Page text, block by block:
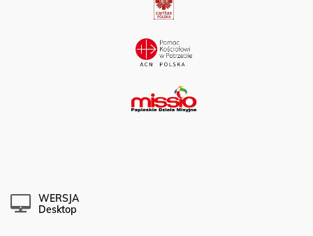
WERSJA
Desktop